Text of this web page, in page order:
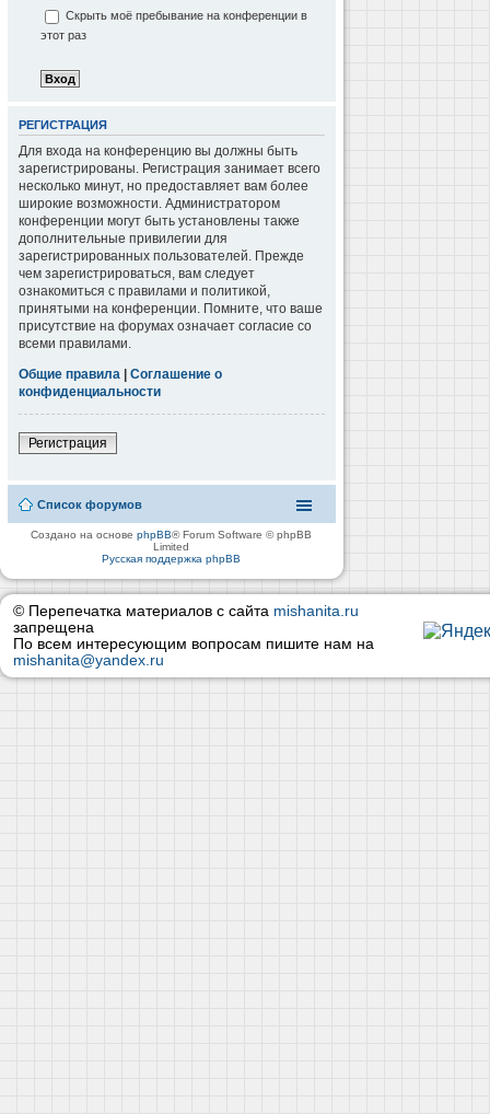
Скрыть моё пребывание на конференции в
этот раз
РЕГИСТРАЦИЯ
Для входа на конференцию вы должны быть
зарегистрированы. Регистрация занимает всего
несколько минут, но предоставляет вам более
широкие возможности. Администратором
конференции могут быть установлены также
дополнительные привилегии для
зарегистрированных пользователей. Прежде
чем зарегистрироваться, вам следует
ознакомиться с правилами и политикой,
принятыми на конференции. Помните, что ваше
присутствие на форумах означает согласие со
всеми правилами.
Общие правила | Соглашение о
конфиденциальности
Регистрация
Список форумов
Создано на основеphpBB® Forum Software © phpBB
Limited
Русская поддержка phpBB
© Перепечатка материалов с сайта mishanita.ru
запрещена
По всем интересующим вопросам пишите нам на
mishanita@yandex.ru